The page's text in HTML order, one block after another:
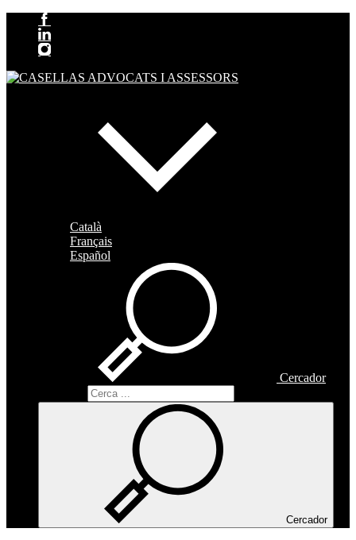
Català
Français
Español
Cercador
Cercador